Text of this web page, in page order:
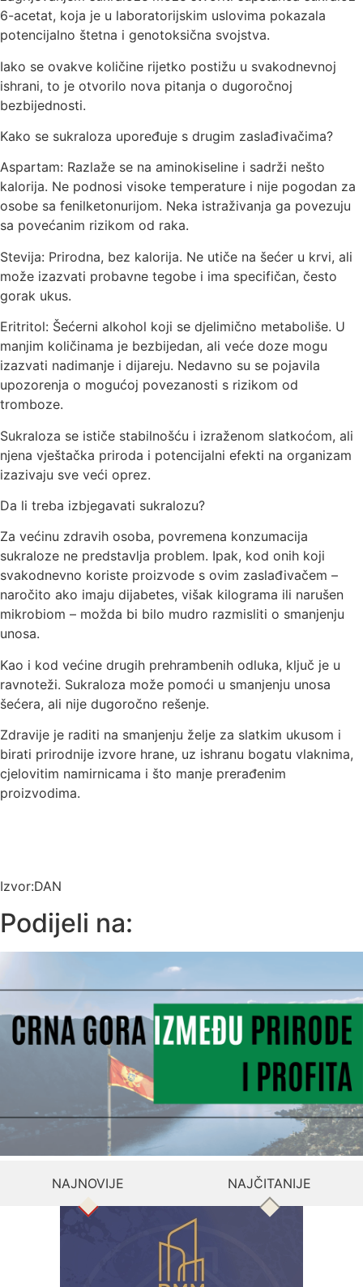
6-acetat, koja je u laboratorijskim uslovima pokazala
potencijalno štetna i genotoksična svojstva.
Iako se ovakve količine rijetko postižu u svakodnevnoj
ishrani, to je otvorilo nova pitanja o dugoročnoj
bezbijednosti.
Kako se sukraloza upoređuje s drugim zaslađivačima?
Aspartam: Razlaže se na aminokiseline i sadrži nešto
kalorija. Ne podnosi visoke temperature i nije pogodan za
osobe sa fenilketonurijom. Neka istraživanja ga povezuju
sa povećanim rizikom od raka.
Stevija: Prirodna, bez kalorija. Ne utiče na šećer u krvi, ali
može izazvati probavne tegobe i ima specifičan, često
gorak ukus.
Eritritol: Šećerni alkohol koji se djelimično metaboliše. U
manjim količinama je bezbijedan, ali veće doze mogu
izazvati nadimanje i dijareju. Nedavno su se pojavila
upozorenja o mogućoj povezanosti s rizikom od
tromboze.
Sukraloza se ističe stabilnošću i izraženom slatkoćom, ali
njena vještačka priroda i potencijalni efekti na organizam
izazivaju sve veći oprez.
Da li treba izbjegavati sukralozu?
Za većinu zdravih osoba, povremena konzumacija
sukraloze ne predstavlja problem. Ipak, kod onih koji
svakodnevno koriste proizvode s ovim zaslađivačem –
naročito ako imaju dijabetes, višak kilograma ili narušen
mikrobiom – možda bi bilo mudro razmisliti o smanjenju
unosa.
Kao i kod većine drugih prehrambenih odluka, ključ je u
ravnoteži. Sukraloza može pomoći u smanjenju unosa
šećera, ali nije dugoročno rešenje.
Zdravije je raditi na smanjenju želje za slatkim ukusom i
birati prirodnije izvore hrane, uz ishranu bogatu vlaknima,
cjelovitim namirnicama i što manje prerađenim
proizvodima.
Izvor:DAN
Podijeli na:
NAJNOVIJE NAJČITANIJE